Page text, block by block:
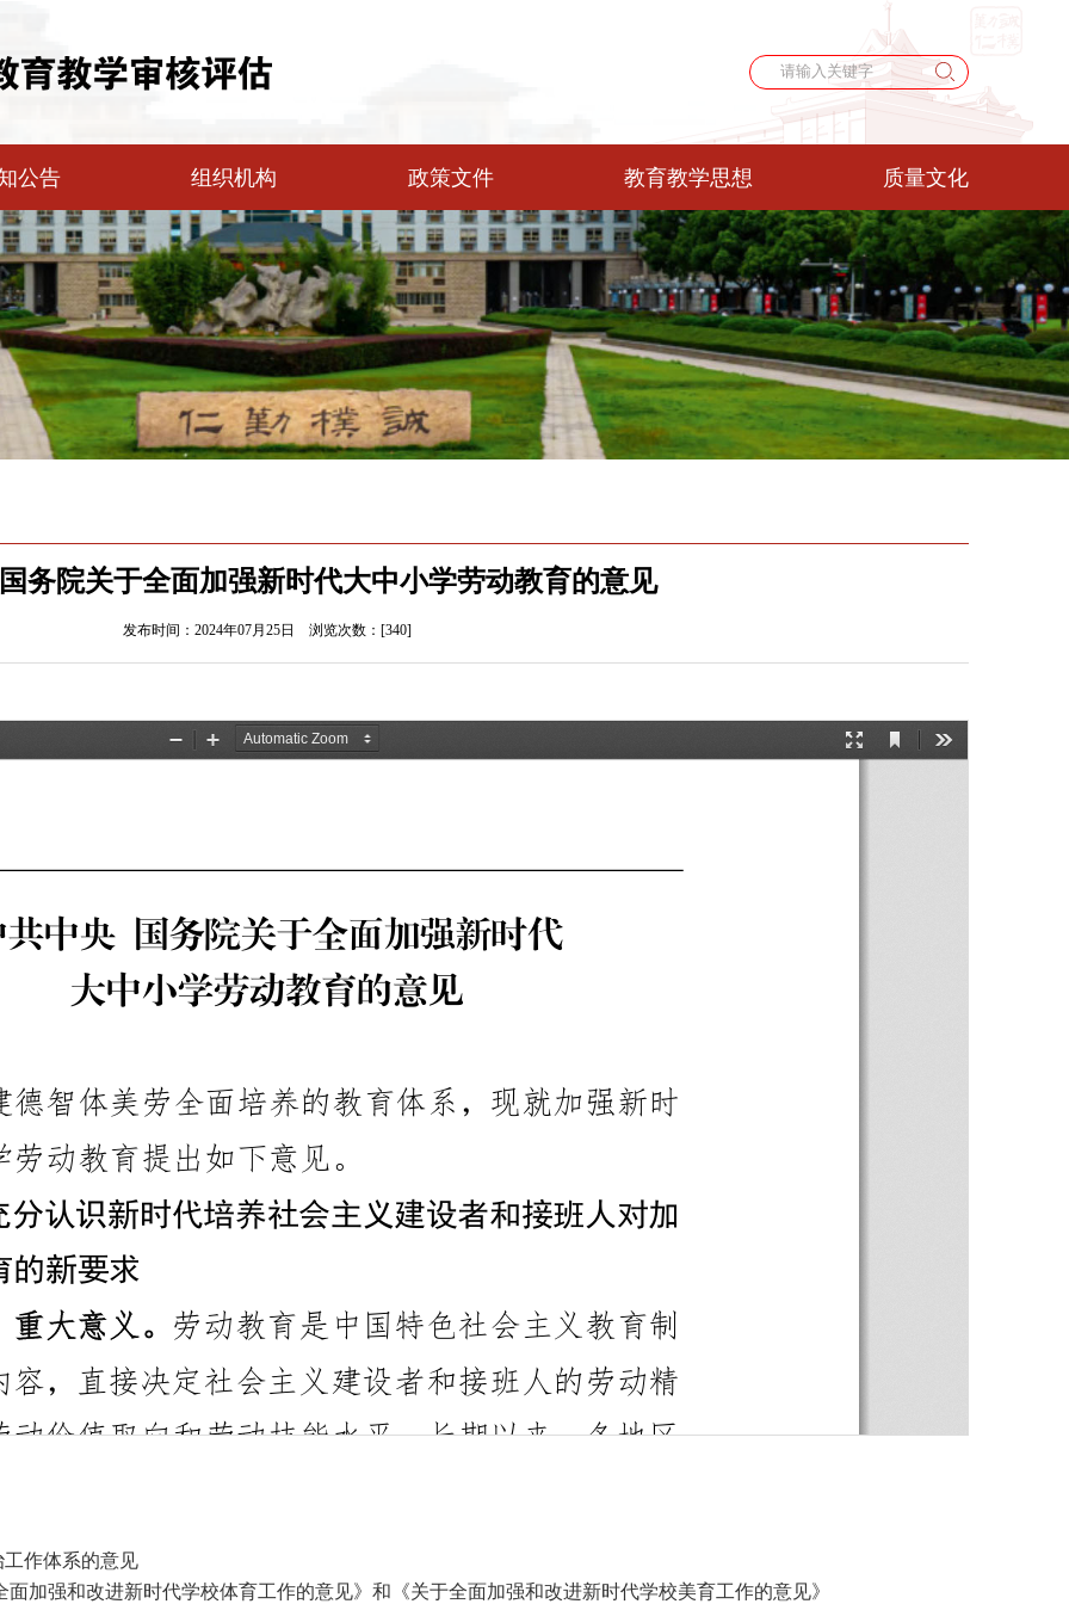
公告 组织机构 政策文件 教育教学思想 质量文化
务院关于全面加强新时代大中小学劳动教育的意见
发布时间：2024年07月25日 浏览次数：[340]
作体系的意见
加强和改进新时代学校体育工作的意见》和《关于全面加强和改进新时代学校美育工作的意见》